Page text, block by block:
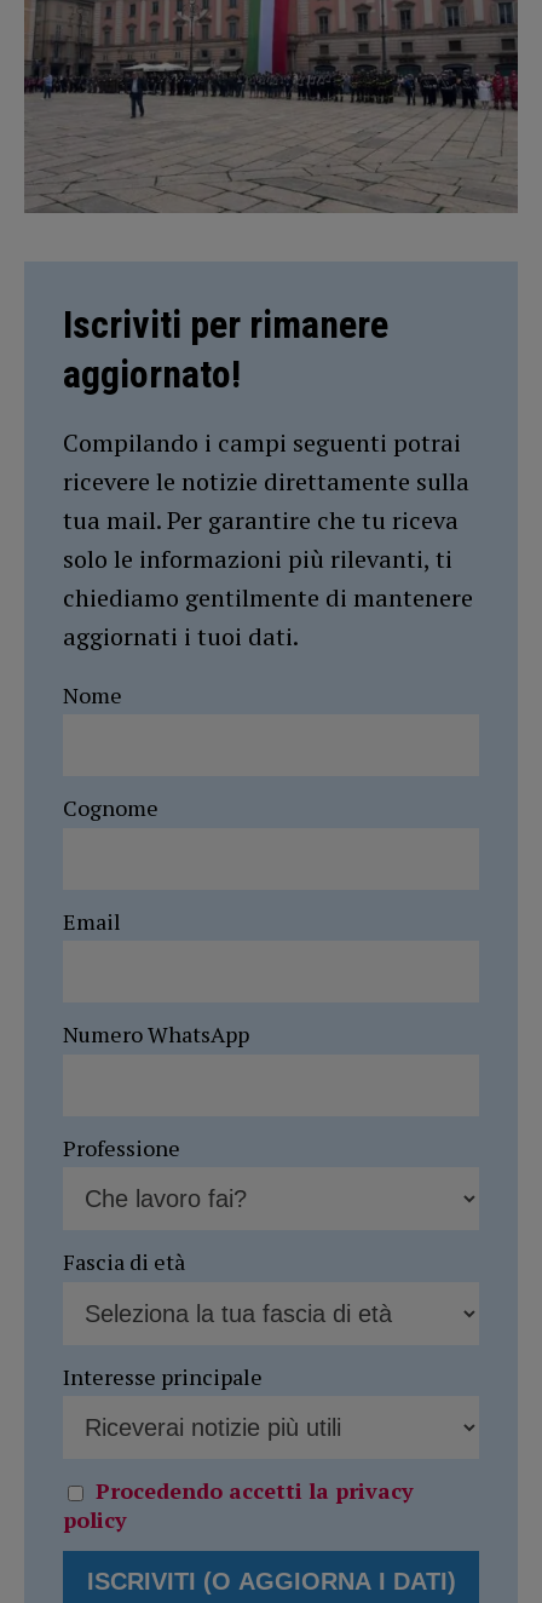
Iscriviti per rimanere
aggiornato!
Compilando i campi seguenti potrai
ricevere le notizie direttamente sulla
tua mail. Per garantire che tu riceva
solo le informazioni più rilevanti, ti
chiediamo gentilmente di mantenere
aggiornati i tuoi dati.
Nome
Cognome
Email
Numero WhatsApp
Professione
Fascia di età
Interesse principale
Procedendo accetti la privacy
policy